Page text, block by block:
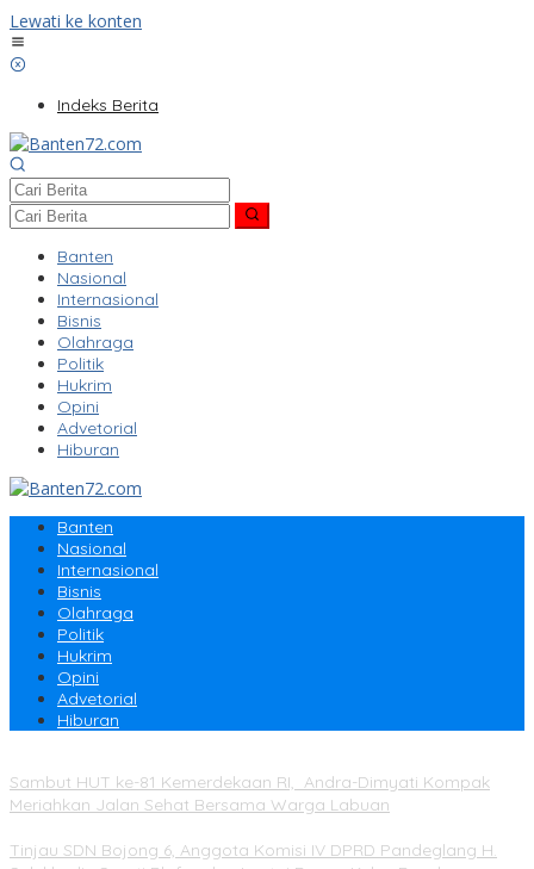
Lewati ke konten
Indeks Berita
Banten
Nasional
Internasional
Bisnis
Olahraga
Politik
Hukrim
Opini
Advetorial
Hiburan
Banten
Nasional
Internasional
Bisnis
Olahraga
Politik
Hukrim
Opini
Advetorial
Hiburan
Sambut HUT ke-81 Kemerdekaan RI, Andra-Dimyati Kompak
Meriahkan Jalan Sehat Bersama Warga Labuan
Tinjau SDN Bojong 6, Anggota Komisi IV DPRD Pandeglang H.